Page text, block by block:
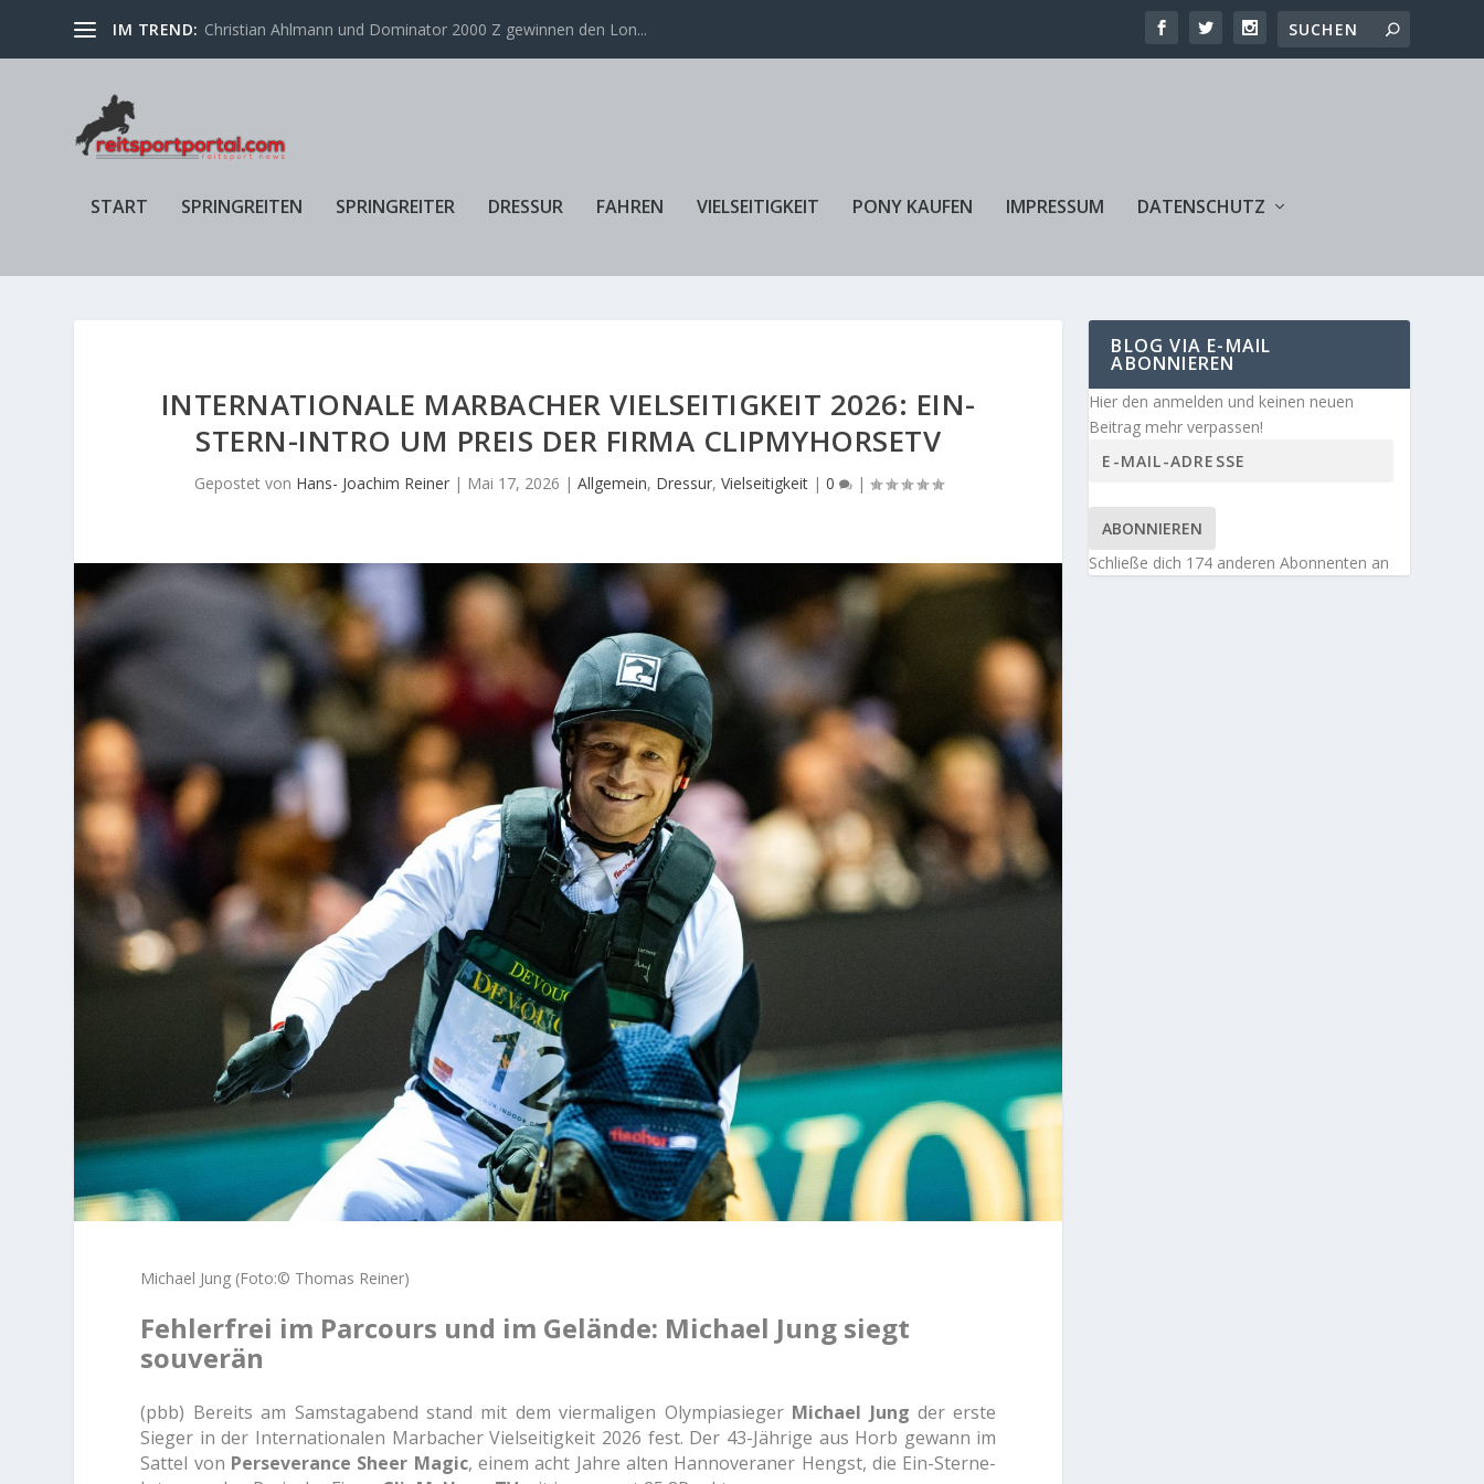
IM TREND: Christian Ahlmann und Dominator 2000 Z gewinnen den Lon...
START SPRINGREITEN SPRINGREITER DRESSUR FAHREN VIELSEITIGKEIT PONY KAUFEN IMPRESSUM DATENSCHUTZ
INTERNATIONALE MARBACHER VIELSEITIGKEIT 2026: EIN-
STERN-INTRO UM PREIS DER FIRMA CLIPMYHORSETV
Gepostet von Hans- Joachim Reiner| Mai 17, 2026 | Allgemein, Dressur, Vielseitigkeit| 0 |
Michael Jung (Foto:© Thomas Reiner)
Fehlerfrei im Parcours und im Gelände: Michael Jung siegt
souverän
(pbb) Bereits am Samstagabend stand mit dem viermaligen Olympiasieger Michael Jung dererste
Sieger in der Internationalen Marbacher Vielseitigkeit 2026 fest. Der 43-Jährige aus Horb gewann im
Sattel von Perseverance Sheer Magic, einem acht Jahre alten Hannoveraner Hengst, die Ein-Sterne-
BLOG VIA E-MAIL
ABONNIEREN
Hier den anmelden und keinen neuen
Beitrag mehr verpassen!
ABONNIEREN
Schließe dich 174 anderen Abonnenten an